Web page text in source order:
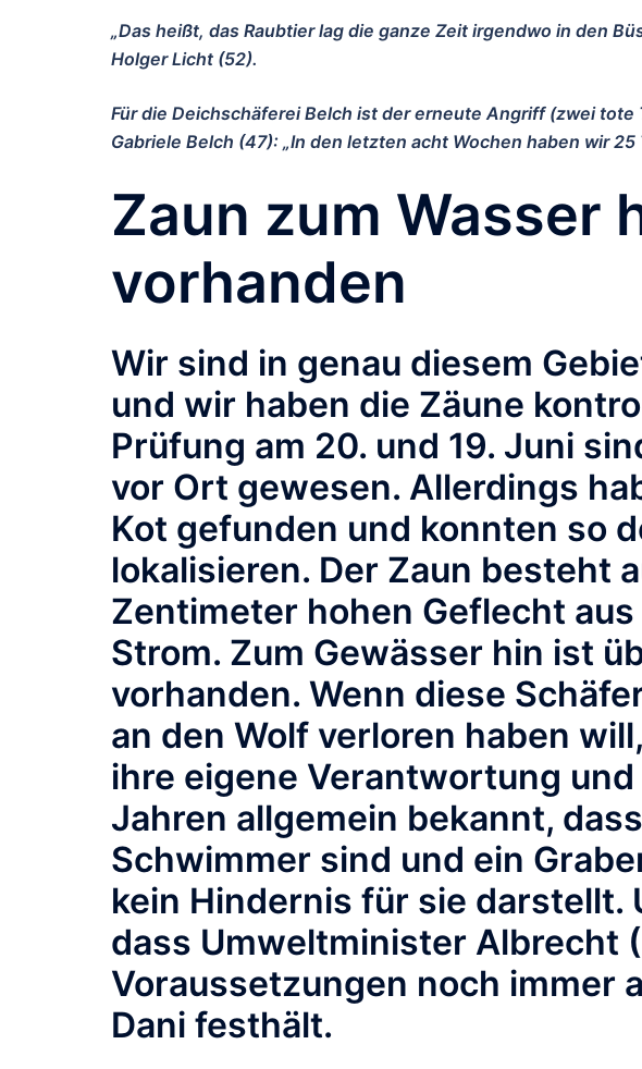
„Das heißt, das Raubtier lag die ganze Zeit irgendwo in den
Holger Licht (52).
Für die Deichschäferei Belch ist der erneute Angriff (zwei
Gabriele Belch (47): „In den letzten acht Wochen haben wir
Zaun zum Wasser
vorhanden
Wir sind in genau diesem
und wir haben die Zäune
Prüfung am 20. und 19. Juni
vor Ort gewesen. Allerdings
Kot gefunden und konnten so
lokalisieren. Der Zaun besteht
Zentimeter hohen Geflecht
Strom. Zum Gewässer hin ist
vorhanden. Wenn diese
an den Wolf verloren haben
ihre eigene Verantwortung
Jahren allgemein bekannt,
Schwimmer sind und ein
kein Hindernis für sie darstellt.
dass Umweltminister Albrecht
Voraussetzungen noch immer
Dani festhält.